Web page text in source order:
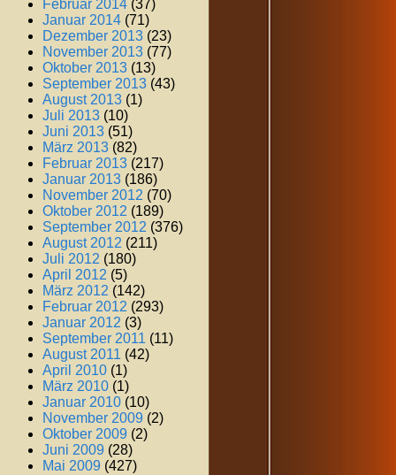
Februar 2014 (37)
Januar 2014 (71)
Dezember 2013 (23)
November 2013 (77)
Oktober 2013 (13)
September 2013 (43)
August 2013 (1)
Juli 2013 (10)
Juni 2013 (51)
März 2013 (82)
Februar 2013 (217)
Januar 2013 (186)
November 2012 (70)
Oktober 2012 (189)
September 2012 (376)
August 2012 (211)
Juli 2012 (180)
April 2012 (5)
März 2012 (142)
Februar 2012 (293)
Januar 2012 (3)
September 2011 (11)
August 2011 (42)
April 2010 (1)
März 2010 (1)
Januar 2010 (10)
November 2009 (2)
Oktober 2009 (2)
Juni 2009 (28)
Mai 2009 (427)